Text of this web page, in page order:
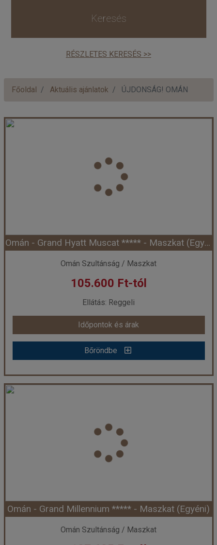
Keresés
RÉSZLETES KERESÉS >>
Főoldal Aktuális ajánlatok ÚJDONSÁG! OMÁN
Omán - Grand Hyatt Muscat ***** - Maszkat (Egyéni)
Omán Szultánság / Maszkat
105.600 Ft-tól
Ellátás: Reggeli
Időpontok és árak
Bőröndbe
Omán - Grand Hyatt Muscat ***** - Maszkat (Egyéni)
Város: Maszkat
Utazás módja:
Egyénileg
Reggeli
Szálláskategória:
Kétágyas grand szoba, 2 felnőtt
Időpont: 2026-08-07 | 4 éj
Omán - Grand Millennium ***** - Maszkat (Egyéni)
Omán Szultánság / Maszkat